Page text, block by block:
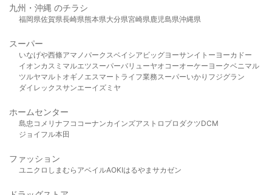
九州・沖縄 のチラシ
福岡県佐賀県長崎県熊本県大分県宮崎県鹿児島県沖縄県
スーパー
いなげや西條アマノパークスベイシア ビッグヨーサンイトーヨーカドー
イオンカスミ マルエツスーパーバリューヤオコーオーケー ヨークベニマル
ツルヤマルト オギノ エスマート ライフ業務スーパーいかり フジグラン
ダイレックスサンエーイズミヤ
ホームセンター
島忠 コメリ ナフコ コーナンカインズアストロプロダクツDCM
ジョイフル本田
ファッション
ユニクロ しまむら アベイルAOKIはるやま サカゼン